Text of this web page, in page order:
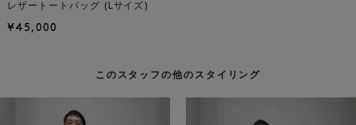
レザートートバッグ (Lサイズ)
¥45,000
このスタッフの他のスタイリング